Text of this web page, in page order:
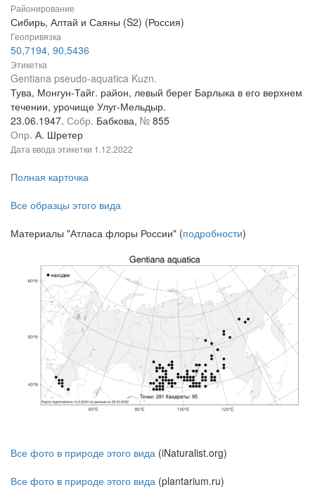
Районирование
Сибирь, Алтай и Саяны (S2) (Россия)
Геопривязка
50,7194, 90,5436
Этикетка
Gentiana pseudo-aquatica Kuzn.
Тува, Монгун-Тайг. район, левый берег Барлыка в его верхнем
течении, урочище Улуг-Мельдыр.
23.06.1947. Собр. Бабкова, № 855
Опр. А. Шретер
Дата ввода этикетки 1.12.2022
Полная карточка
Все образцы этого вида
Материалы "Атласа флоры России" (подробности)
Все фото в природе этого вида (iNaturalist.org)
Все фото в природе этого вида (plantarium.ru)